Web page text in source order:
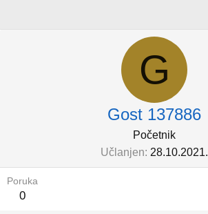
G
Gost 137886
Početnik
Učlanjen 28.10.2021.
Poruka
0